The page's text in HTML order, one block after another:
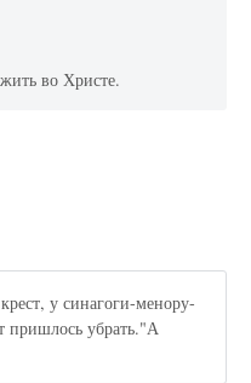
во Христе.
у синагоги-менору-
пришлось убрать."А